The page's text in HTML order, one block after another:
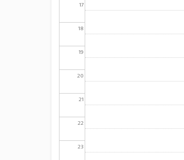
17
18
19
20
21
22
23